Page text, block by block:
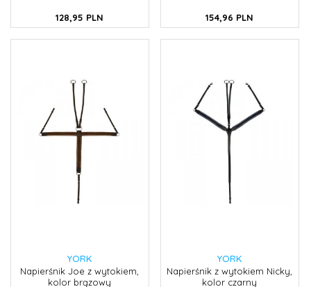
128,95 PLN 154,96 PLN
YORK
Napierśnik Joe z wytokiem,
kolor brązowy
YORK
Napierśnik z wytokiem Nicky,
kolor czarny